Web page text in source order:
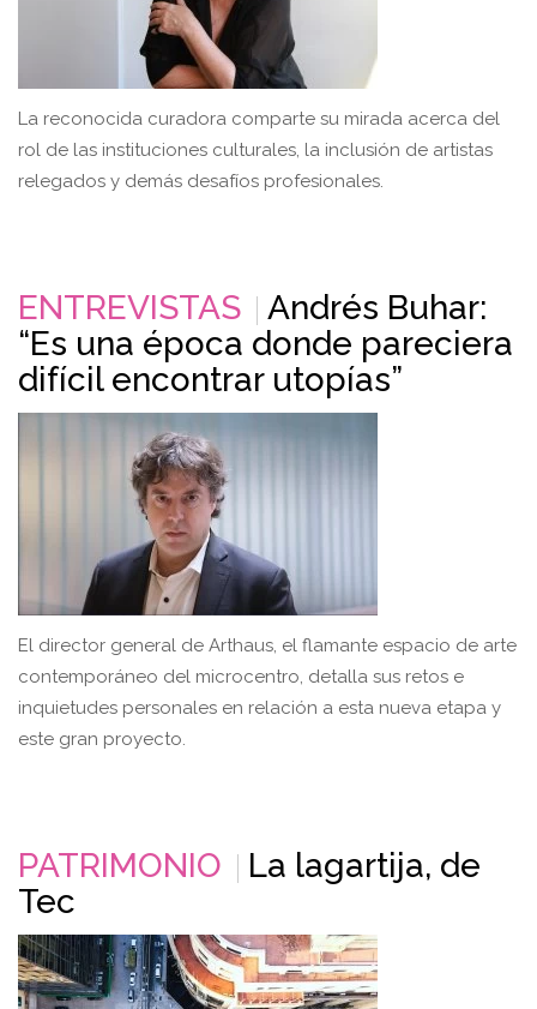
La reconocida curadora comparte su mirada acerca del
rol de las instituciones culturales, la inclusión de artistas
relegados y demás desafíos profesionales.
ENTREVISTAS
Andrés Buhar:
“Es una época donde pareciera
difícil encontrar utopías”
El director general de Arthaus, el flamante espacio de arte
contemporáneo del microcentro, detalla sus retos e
inquietudes personales en relación a esta nueva etapa y
este gran proyecto.
PATRIMONIO
La lagartija, de
Tec